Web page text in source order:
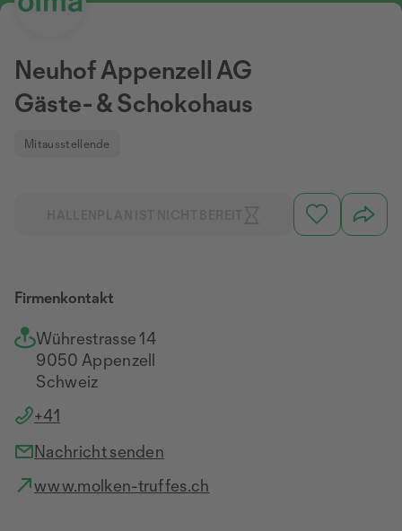
Neuhof Appenzell AG
Gäste- & Schokohaus
Mitausstellende
Firmenkontakt
Wührestrasse 14
9050 Appenzell
Schweiz
+41
Nachricht senden
www.molken-truffes.ch